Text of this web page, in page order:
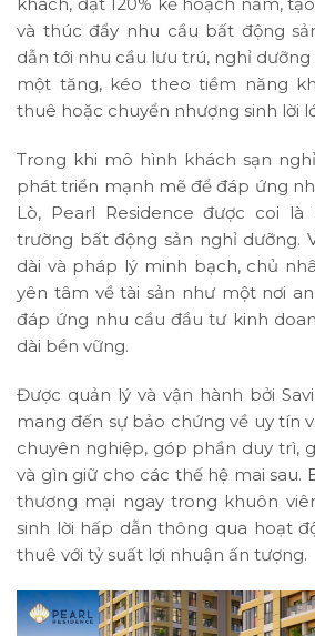
và thúc đẩy nhu cầu bất động
dẫn tới nhu cầu lưu trú, nghỉ
một tăng, kéo theo tiềm năng
thuê hoặc chuyển nhượng sinh lời
Trong khi mô hình khách sạn
phát triển mạnh mẽ để đáp ứng
Lò, Pearl Residence được coi
trường bất động sản nghỉ dưỡng.
dài và pháp lý minh bạch, chủ
yên tâm về tài sản như một nơi
đáp ứng nhu cầu đầu tư kinh
dài bền vững.
Được quản lý và vận hành bởi
mang đến sự bảo chứng về uy tín
chuyên nghiệp, góp phần duy trì,
và gìn giữ cho các thế hệ mai sau.
thương mại ngay trong khuôn
sinh lời hấp dẫn thông qua hoạt
thuê với tỷ suất lợi nhuận ấn tượng.